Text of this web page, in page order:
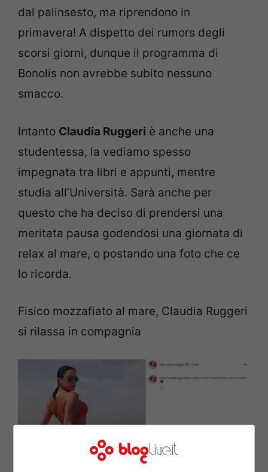
dal palinsesto, ma riprendono in
primavera! A dispetto dei rumors degli
scorsi giorni, dunque il programma di
Bonolis non avrebbe subito nessuno
smacco.
Intanto Claudia Ruggeri è anche una
studentessa, la vediamo spesso
impegnata tra libri e appunti, mentre
studia all’Università. Sarà anche per
questo che ha deciso di prendersi una
meritata pausa godendosi una giornata di
relax al mare, o postando una foto che ce
lo ricorda.
Fisico mozzafiato al mare, Claudia Ruggeri
si rilassa in compagnia